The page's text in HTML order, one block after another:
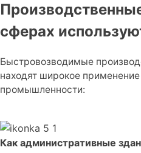
сферах
Быстровозводимые
находят широкое
промышленности:
Как административные